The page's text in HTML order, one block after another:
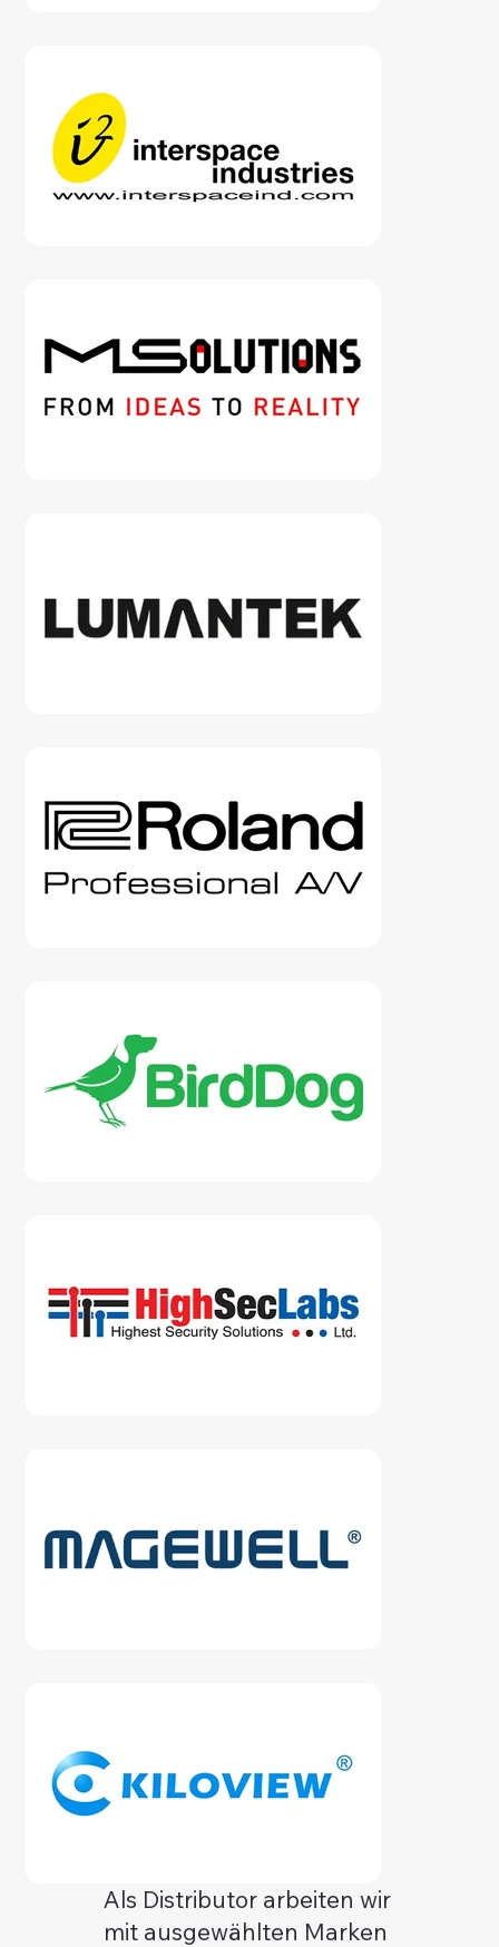
Als Distributor arbeiten wir
mit ausgewählten Marken